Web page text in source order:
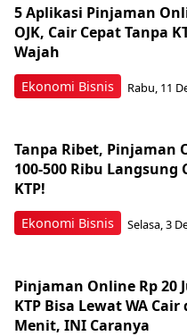
Ekonomi Bisnis
5 Aplikasi Pinjaman
OJK, Cair Cepat Tanpa
Wajah
Rabu, 11
Ekonomi Bisnis
Tanpa Ribet, Pinjaman
100-500 Ribu Langsung
KTP!
Selasa, 3
Pinjaman Online Rp 20
KTP Bisa Lewat WA
Menit, INI Caranya